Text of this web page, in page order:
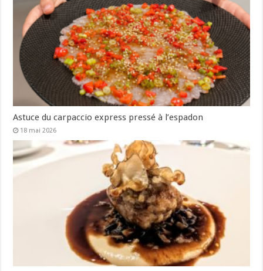
Astuce du carpaccio express pressé à l’espadon
18 mai 2026